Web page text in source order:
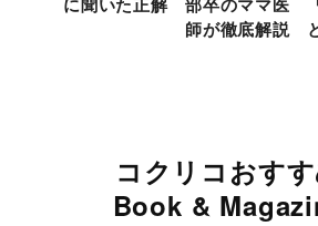
師が徹底解説
コクリコおす
Book &